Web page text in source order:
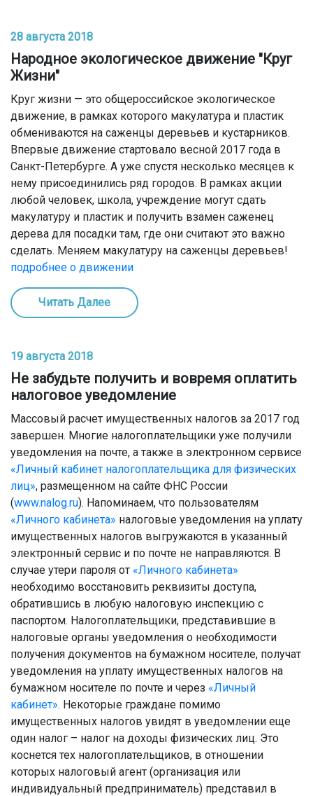
28 августа 2018
Народное экологическое движение "Круг
Жизни"
Круг жизни — это общероссийское экологическое
движение, в рамках которого макулатура и пластик
обмениваются на саженцы деревьев и кустарников.
Впервые движение стартовало весной 2017 года в
Санкт-Петербурге. А уже спустя несколько месяцев к
нему присоединились ряд городов. В рамках акции
любой человек, школа, учреждение могут сдать
макулатуру и пластик и получить взамен саженец
дерева для посадки там, где они считают это важно
сделать. Меняем макулатуру на саженцы деревьев!
подробнее о движении
Читать Далее
19 августа 2018
Не забудьте получить и вовремя оплатить
налоговое уведомление
Массовый расчет имущественных налогов за 2017 год
завершен. Многие налогоплательщики уже получили
уведомления на почте, а также в электронном сервисе
«Личный кабинет налогоплательщика для физических
лиц», размещенном на сайте ФНС России
(www.nalog.ru). Напоминаем, что пользователям
«Личного кабинета» налоговые уведомления на уплату
имущественных налогов выгружаются в указанный
электронный сервис и по почте не направляются. В
случае утери пароля от «Личного кабинета»
необходимо восстановить реквизиты доступа,
обратившись в любую налоговую инспекцию с
паспортом. Налогоплательщики, представившие в
налоговые органы уведомления о необходимости
получения документов на бумажном носителе, получат
уведомления на уплату имущественных налогов на
бумажном носителе по почте и через «Личный
кабинет». Некоторые граждане помимо
имущественных налогов увидят в уведомлении еще
один налог – налог на доходы физических лиц. Это
коснется тех налогоплательщиков, в отношении
которых налоговый агент (организация или
индивидуальный предприниматель) представил в